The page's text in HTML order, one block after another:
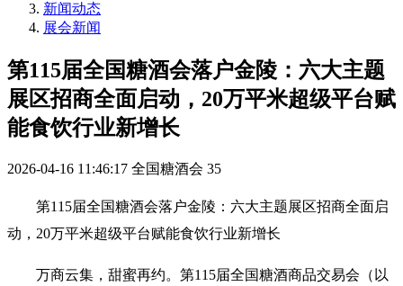
新闻动态
展会新闻
第115届全国糖酒会落户金陵：六大主题
展区招商全面启动，20万平米超级平台赋
能食饮行业新增长
2026-04-16 11:46:17 全国糖酒会 35
第115届全国糖酒会落户金陵：六大主题展区招商全面启
动，20万平米超级平台赋能食饮行业新增长
万商云集，甜蜜再约。第115届全国糖酒商品交易会 （以